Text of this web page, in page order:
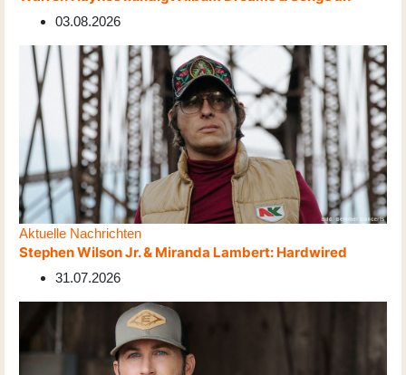
03.08.2026
Aktuelle Nachrichten
Stephen Wilson Jr. & Miranda Lambert: Hardwired
31.07.2026